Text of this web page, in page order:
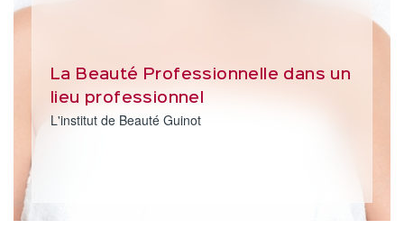
La Beauté Professionnelle dans un
lieu professionnel
L'institut de Beauté Guinot